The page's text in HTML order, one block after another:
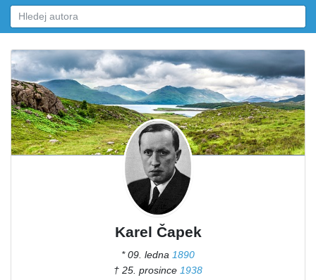
Karel Čapek
* 09. ledna 1890
† 25. prosince 1938